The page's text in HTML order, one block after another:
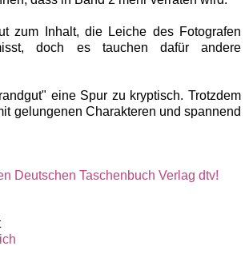
zum Inhalt, die Leiche des Fotografen
doch es tauchen dafür andere
eine Spur zu kryptisch. Trotzdem
gelungenen Charakteren und spannend
Deutschen Taschenbuch Verlag dtv!